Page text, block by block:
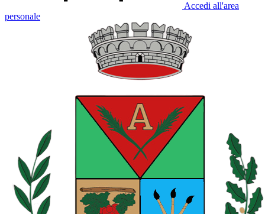
Accedi all'area
personale